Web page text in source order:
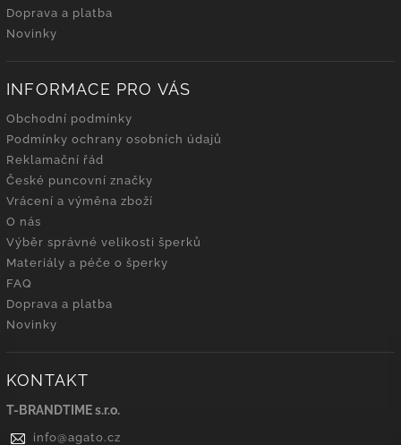
Doprava a platba
Novinky
INFORMACE PRO VÁS
Obchodní podmínky
Podmínky ochrany osobních údajů
Reklamační řád
České puncovní značky
Vrácení a výměna zboží
O nás
Výběr správné velikosti šperků
Materiály a péče o šperky
FAQ
Doprava a platba
Novinky
KONTAKT
T-BRANDTIME s.r.o.
info@agato.cz